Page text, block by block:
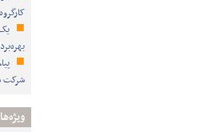
شرکت
ویژه‌ها